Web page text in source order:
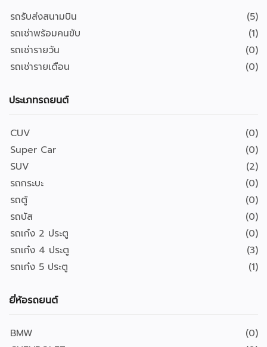
รถรับส่งสนามบิน
(5)
รถเช่าพร้อมคนขับ
(1)
รถเช่ารายวัน
(0)
รถเช่ารายเดือน
(0)
ประเภทรถยนต์
CUV
(0)
Super Car
(0)
SUV
(2)
รถกระบะ
(0)
รถตู้
(0)
รถบัส
(0)
รถเก๋ง 2 ประตู
(0)
รถเก๋ง 4 ประตู
(3)
รถเก๋ง 5 ประตู
(1)
ยี่ห้อรถยนต์
BMW
(0)